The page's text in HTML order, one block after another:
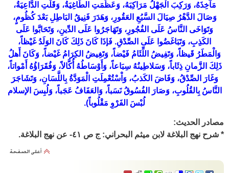
مَآخِذَهُ، وَرَكِبَ الْجَهْلُ مَرَاكِبَهُ، وَعَظُمَتِ الطَّاغِيَةُ، وَقَلَّتِ الدَّاعِيَةُ،
وَصَالَ الدَّهْرُ صِيَالَ السَّبُعِ العَقُورِ، وَهَدَرَ فَنِيقُ البَاطِلِ بَعْدَ كُظُومٍ،
وَتَوَاخَى النَّاسُ عَلَى الفُجُورِ، وَتَهَاجَرُوا عَلَى الدِّينِ، وَتَحَابَّوا عَلَى
الكَذِبِ، وَتَبَاغَضُوا عَلَى الصِّدْقِ. فَإذَا كَانَ ذَلِكَ كَانَ الوَلَدُ غَيْظاً،
وَالْمَطَرُ قَيظاً، وَتَفِيضُ اللِّئَامُ فَيْضاً، وَتَغِيضُ الكِرَامُ غَيْضاً، وَكَانَ أَهلُ
ذَلِكَ الزَّمانِ ذِئَاباً، وَسَلاطِينُهُ سِبَاعاً، وَأَوْسَاطُهُ أُكَّالاً، وَفُقَرَاؤُهُ أَمْواتاً،
وَغَارَ الصِّدْقُ، وَفَاضَ الكَذبُ، وَاْسْتُعْمِلَتِ الْمَوَدَّةُ بِاللَّسَانِ، وَتَشَاجَرَ
النَّاسُ بِالقُلُوبِ، وَصَارَ الفُسُوقُ نَسَباً، وَالعَفَافُ عَجَباً، وَلُبِسَ الإسلام
لُبْسَ الفَرْوِ مَقْلُوباً).
مصادر الحديث:
* شرح نهج البلاغة لابن ميثم البحراني: ج ص ٤١- عن نهج البلاغة.